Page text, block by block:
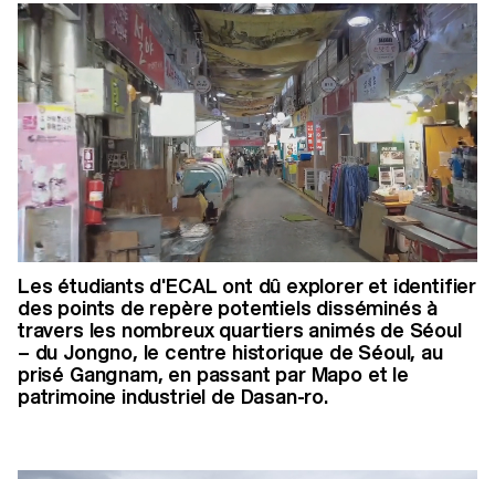
Les étudiants d'ECAL ont dû explorer et identifier
des points de repère potentiels disséminés à
travers les nombreux quartiers animés de Séoul
– du Jongno, le centre historique de Séoul, au
prisé Gangnam, en passant par Mapo et le
patrimoine industriel de Dasan-ro.